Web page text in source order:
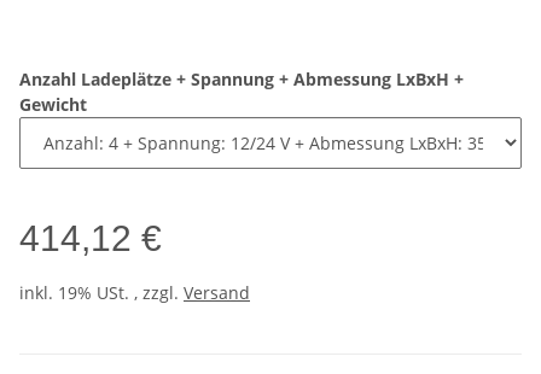
Anzahl Ladeplätze + Spannung + Abmessung LxBxH +
Gewicht
414,12 €
inkl. 19% USt. , zzgl. Versand